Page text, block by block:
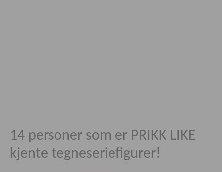
14 personer som er PRIKK LIKE
kjente tegneseriefigurer!